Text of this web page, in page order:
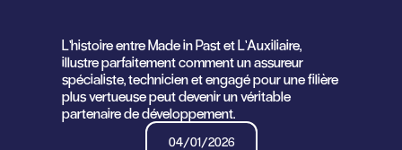
L’histoire entre Made in Past et L’Auxiliaire,
illustre parfaitement comment un assureur
spécialiste, technicien et engagé pour une filière
plus vertueuse peut devenir un véritable
partenaire de développement.
04/01/2026